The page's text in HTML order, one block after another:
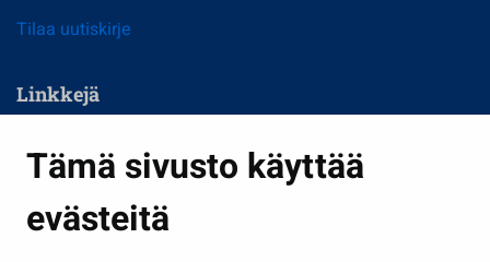
Tämä sivusto käyttää
evästeitä
Tilaa uutiskirje
Linkkejä
Kasvatus ja opetus
Kulttuuri ja liikunta